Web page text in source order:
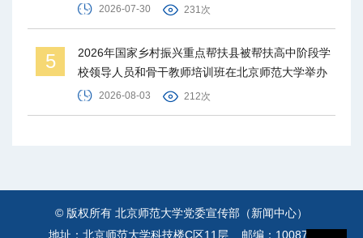
2026-07-30 231次
5
2026年国家乡村振兴重点帮扶县被帮扶高中阶段学
校领导人员和骨干教师培训班在北京师范大学举办
2026-08-03 212次
© 版权所有 北京师范大学党委宣传部（新闻中心）
地址：北京师范大学科技楼C区11层 邮编：100875